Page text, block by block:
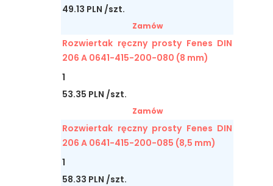
49.13 PLN /szt.
Zamów
Rozwiertak ręczny prosty Fenes DIN
206 A 0641-415-200-080 (8 mm)
1
53.35 PLN /szt.
Zamów
Rozwiertak ręczny prosty Fenes DIN
206 A 0641-415-200-085 (8,5 mm)
1
58.33 PLN /szt.